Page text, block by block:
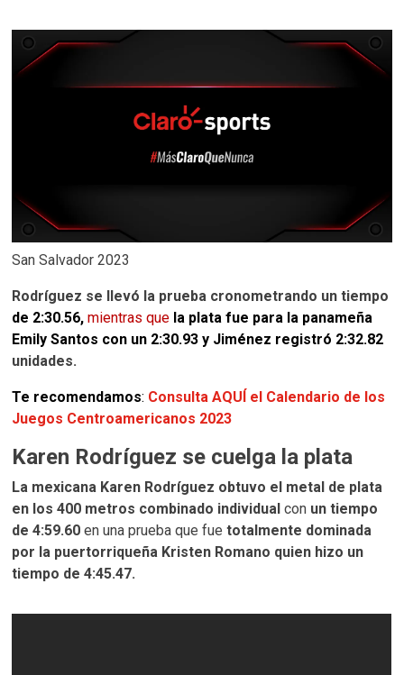
San Salvador 2023
Rodríguez se llevó la prueba cronometrando un tiempo
de 2:30.56, mientras que la plata fue para la panameña
Emily Santos con un 2:30.93 y Jiménez registró 2:32.82
unidades.
Te recomendamos: Consulta AQUÍ el Calendario de los
Juegos Centroamericanos 2023
Karen Rodríguez se cuelga la plata
La mexicana Karen Rodríguez obtuvo el metal de plata
en los 400 metros combinado individual con un tiempo
de 4:59.60 en una prueba que fuetotalmente dominada
por la puertorriqueña Kristen Romano quien hizo un
tiempo de 4:45.47.